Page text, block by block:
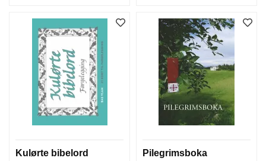
Kulørte bibelord
Pilegrimsboka